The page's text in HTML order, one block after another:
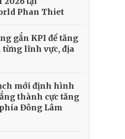
Phan Thiet
gắn KPI để tăng
từng lĩnh vực, địa
mới định hình
thành cực tăng
Đông Lâm